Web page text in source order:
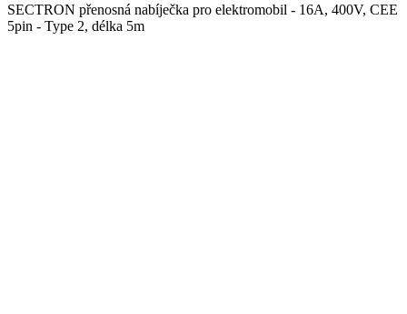
SECTRON přenosná nabíječka pro elektromobil - 16A, 400V, CEE
5pin - Type 2, délka 5m